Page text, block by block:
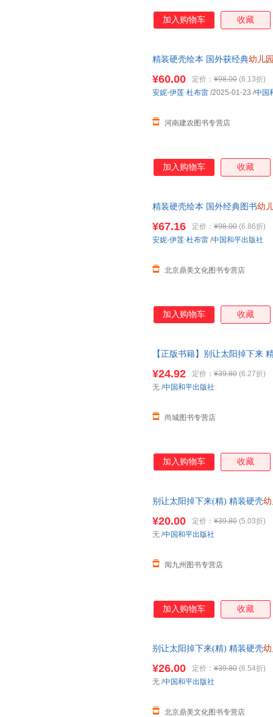
加入购物车 收藏
精装硬壳绘本 国外获经典幼儿
¥60.00 定价： ¥98.00 (6.13折)
河南建农图书专营店
安妮-伊莲·杜布雷 /2025-01-23 /中国
加入购物车 收藏
精装硬壳绘本 国外经典图书幼
¥67.16 定价： ¥98.00 (6.86折)
北京鼎美文化图书专营店
安妮-伊莲·杜布雷 /中国和平出版社
加入购物车 收藏
【正版书籍】别让太阳掉下来
在线当当客服
¥24.92 定价： ¥39.80 (6.27折)
尚城图书专营店
无 /中国和平出版社
加入购物车 收藏
别让太阳掉下来(精) 精装硬壳
¥20.00 定价： ¥39.80 (5.03折)
阅九州图书专营店
无 /中国和平出版社
加入购物车 收藏
别让太阳掉下来(精) 精装硬壳
¥26.00 定价： ¥39.80 (6.54折)
北京鼎美文化图书专营店
无 /中国和平出版社